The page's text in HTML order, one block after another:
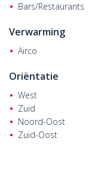
Bars/Restaurants
Verwarming
Airco
Oriëntatie
West
Zuid
Noord-Oost
Zuid-Oost